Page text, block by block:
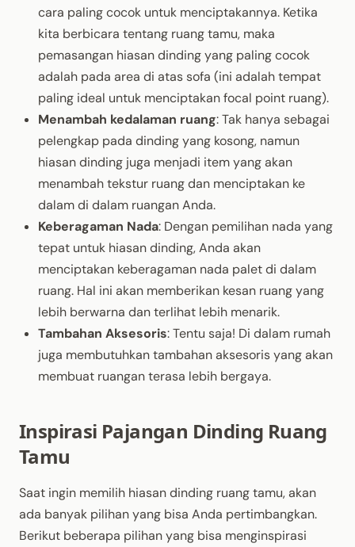
cara paling cocok untuk menciptakannya. Ketika
kita berbicara tentang ruang tamu, maka
pemasangan hiasan dinding yang paling cocok
adalah pada area di atas sofa (ini adalah tempat
paling ideal untuk menciptakan focal point ruang).
Menambah kedalaman ruang: Tak hanya sebagai
pelengkap pada dinding yang kosong, namun
hiasan dinding juga menjadi item yang akan
menambah tekstur ruang dan menciptakan ke
dalam di dalam ruangan Anda.
Keberagaman Nada: Dengan pemilihan nada yang
tepat untuk hiasan dinding, Anda akan
menciptakan keberagaman nada palet di dalam
ruang. Hal ini akan memberikan kesan ruang yang
lebih berwarna dan terlihat lebih menarik.
Tambahan Aksesoris: Tentu saja! Di dalam rumah
juga membutuhkan tambahan aksesoris yang akan
membuat ruangan terasa lebih bergaya.
Inspirasi Pajangan Dinding Ruang
Tamu
Saat ingin memilih hiasan dinding ruang tamu, akan
ada banyak pilihan yang bisa Anda pertimbangkan.
Berikut beberapa pilihan yang bisa menginspirasi